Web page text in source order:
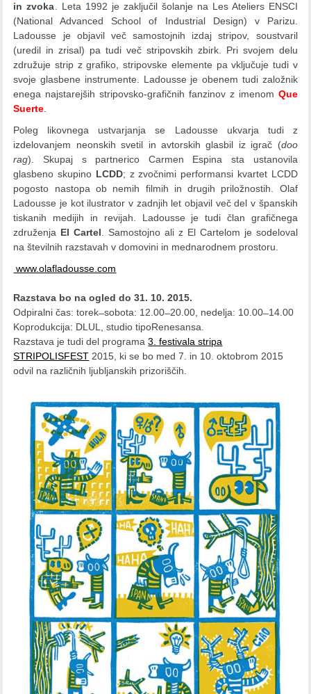
in zvoka. Leta 1992 je zaključil šolanje na Les Ateliers ENSCI
(National Advanced School of Industrial Design) v Parizu.
Ladousse je objavil več samostojnih izdaj stripov, soustvaril
(uredil in zrisal) pa tudi več stripovskih zbirk. Pri svojem delu
združuje strip z grafiko, stripovske elemente pa vključuje tudi v
svoje glasbene instrumente. Ladousse je obenem tudi založnik
enega najstarejših stripovsko-grafičnih fanzinov z imenom Que
Suerte.
Poleg likovnega ustvarjanja se Ladousse ukvarja tudi z
izdelovanjem neonskih svetil in avtorskih glasbil iz igrač (doo
rag). Skupaj s partnerico Carmen Espina sta ustanovila
glasbeno skupino LCDD; z zvočnimi performansi kvartet LCDD
pogosto nastopa ob nemih filmih in drugih priložnostih. Olaf
Ladousse je kot ilustrator v zadnjih let objavil več del v španskih
tiskanih medijih in revijah. Ladousse je tudi član grafičnega
združenja El Cartel. Samostojno ali z El Cartelom je sodeloval
na številnih razstavah v domovini in mednarodnem prostoru.
www.olafladousse.com
Razstava bo na ogled do 31. 10. 2015.
Odpiralni čas: torek ̶ sobota: 12.00 ̶ 20.00, nedelja: 10.00 ̶ 14.00
Koprodukcija: DLUL, studio tipoRenesansa.
Razstava je tudi del programa3. festivala stripa
STRIPOLISFEST 2015, ki se bo med 7. in 10. oktobrom 2015
odvil na različnih ljubljanskih prizoriščih.